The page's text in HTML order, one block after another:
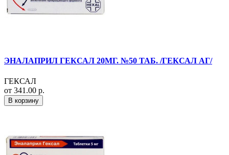
ЭНАЛАПРИЛ ГЕКСАЛ 20МГ. №50 ТАБ. /ГЕКСАЛ АГ/
ГЕКСАЛ
от 341.00 р.
В корзину